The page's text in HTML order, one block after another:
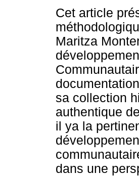
Cet article
Maritza
sa collection
authentique
il ya la
dans une